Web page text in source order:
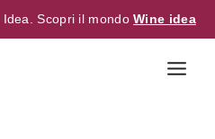
Idea. Scopri il mondoWine idea